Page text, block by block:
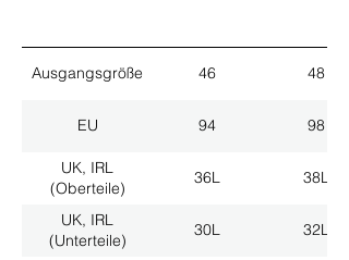
Ausgangsgröße 46 48
EU 94 98
UK, IRL
(Oberteile)
36L 38L
UK, IRL
(Unterteile)
30L 32L